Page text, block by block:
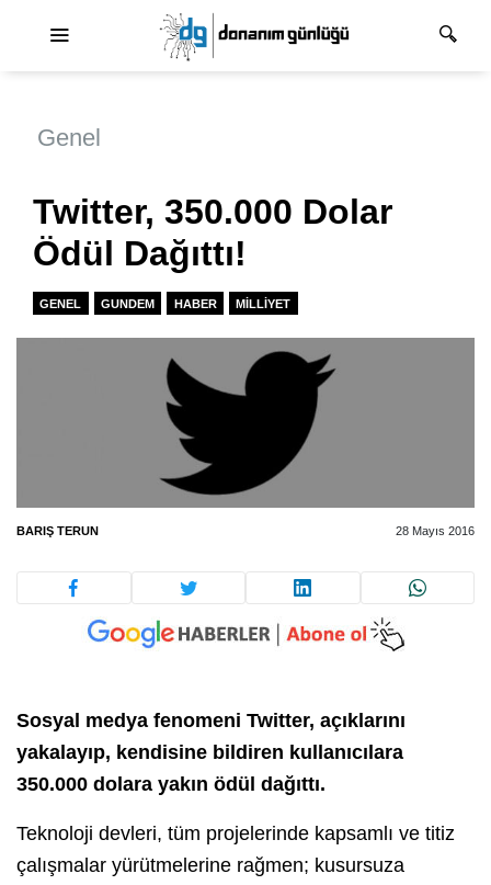
Genel
Twitter, 350.000 Dolar
Ödül Dağıttı!
GENEL GUNDEM HABER MILLIYET
BARIŞ TERUN 28 Mayıs 2016
Sosyal medya fenomeni Twitter, açıklarını
yakalayıp, kendisine bildiren kullanıcılara
350.000 dolara yakın ödül dağıttı.
Teknoloji devleri, tüm projelerinde kapsamlı ve titiz
çalışmalar yürütmelerine rağmen; kusursuza